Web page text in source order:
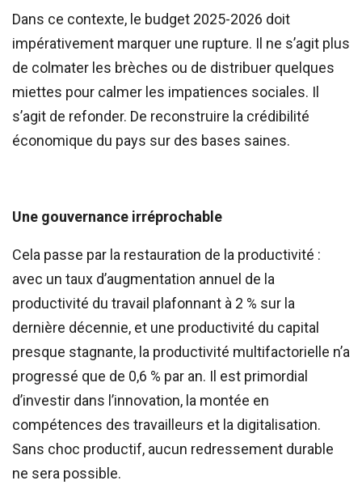
Dans ce contexte, le budget 2025-2026 doit
impérativement marquer une rupture. Il ne s’agit plus
de colmater les brèches ou de distribuer quelques
miettes pour calmer les impatiences sociales. Il
s’agit de refonder. De reconstruire la crédibilité
économique du pays sur des bases saines.
Une gouvernance irréprochable
Cela passe par la restauration de la productivité :
avec un taux d’augmentation annuel de la
productivité du travail plafonnant à 2 % sur la
dernière décennie, et une productivité du capital
presque stagnante, la productivité multifactorielle n’a
progressé que de 0,6 % par an. Il est primordial
d’investir dans l’innovation, la montée en
compétences des travailleurs et la digitalisation.
Sans choc productif, aucun redressement durable
ne sera possible.